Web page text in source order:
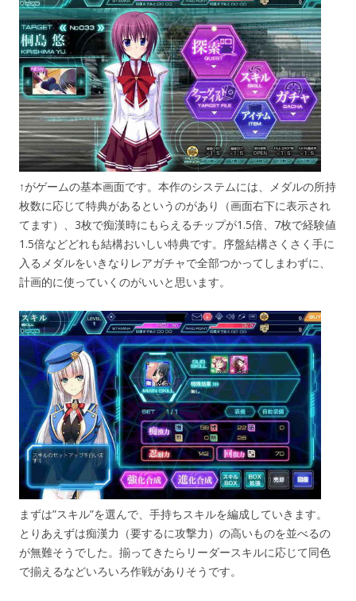
↑がゲームの基本画面です。本作のシステムには、メダルの所持
枚数に応じて特典があるというのがあり（画面右下に表示され
てます）、3枚で痴漢時にもらえるチップが1.5倍、7枚で経験値
1.5倍などどれも結構おいしい特典です。序盤結構さくさく手に
入るメダルをいきなりレアガチャで全部つかってしまわずに、
計画的に使っていくのがいいと思います。
まずは”スキル”を選んで、手持ちスキルを編成していきます。
とりあえずは痴漢力（要するに攻撃力）の高いものを並べるの
が無難そうでした。揃ってきたらリーダースキルに応じて同色
で揃えるなどいろいろ作戦がありそうです。